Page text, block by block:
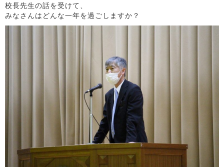
校長先生の話を受けて、
みなさんはどんな一年を過ごしますか？